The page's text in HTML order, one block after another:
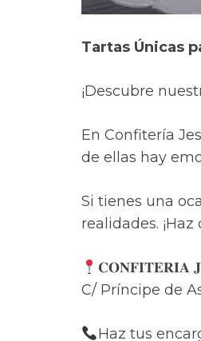
Tartas Únicas
¡Descubre
En Confitería
de ellas hay
Si tienes una
realidades.
𝐂𝐎𝐍𝐅𝐈𝐓𝐄𝐑𝐈𝐀
C/ Príncipe de
Haz tus